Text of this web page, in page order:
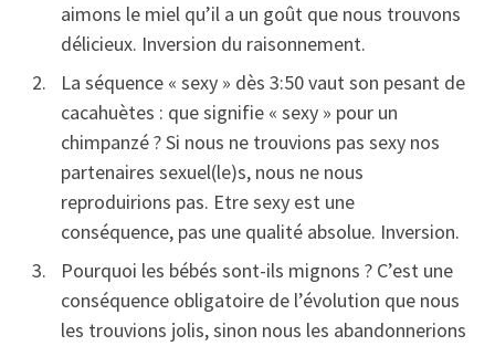
aimons le miel qu’il a un goût que nous trouvons
délicieux. Inversion du raisonnement.
La séquence « sexy » dès 3:50 vaut son pesant de
cacahuètes : que signifie « sexy » pour un
chimpanzé ? Si nous ne trouvions pas sexy nos
partenaires sexuel(le)s, nous ne nous
reproduirions pas. Etre sexy est une
conséquence, pas une qualité absolue. Inversion.
Pourquoi les bébés sont-ils mignons ? C’est une
conséquence obligatoire de l’évolution que nous
les trouvions jolis, sinon nous les abandonnerions